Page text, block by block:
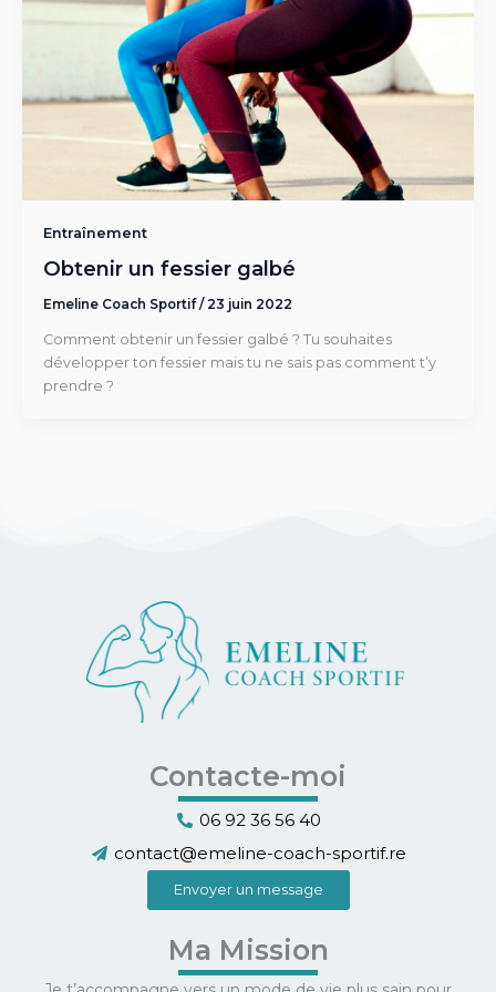
Entraînement
Obtenir un fessier galbé
Emeline Coach Sportif/ 23 juin 2022
Comment obtenir un fessier galbé ? Tu souhaites
développer ton fessier mais tu ne sais pas comment t’y
prendre ?
Contacte-moi
06 92 36 56 40
contact@emeline-coach-sportif.re
Envoyer un message
Ma Mission